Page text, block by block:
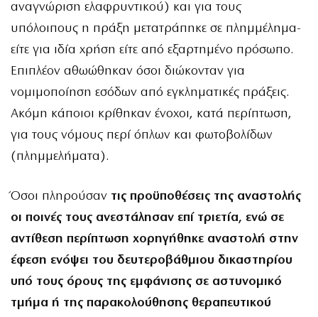
αναγνώριση ελαφρυντικού) και για τους
υπόλοιπους η πράξη μετατράπηκε σε πλημμέλημα-
είτε για ιδία χρήση είτε από εξαρτημένο πρόσωπο.
Επιπλέον αθωώθηκαν όσοι διώκονταν για
νομιμοποίηση εσόδων από εγκληματικές πράξεις.
Ακόμη κάποιοι κρίθηκαν ένοχοι, κατά περίπτωση,
για τους νόμους περί όπλων και φωτοβολίδων
(πλημμελήματα).
Όσοι πληρούσαν τις προϋποθέσεις της αναστολής
οι ποινές τους ανεστάλησαν επί τριετία, ενώ σε
αντίθεση περίπτωση χορηγήθηκε αναστολή στην
έφεση ενόψει του δευτεροβάθμιου δικαστηρίου
υπό τους όρους της εμφάνισης σε αστυνομικό
τμήμα ή της παρακολούθησης θεραπευτικού